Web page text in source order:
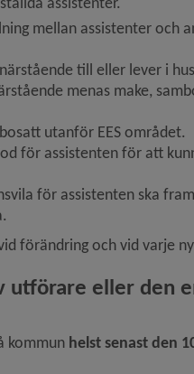
mellan assistenter och
till eller lever i
menas make,
utanför EES området.
för assistenten för att
för assistenten ska
förändring och vid varje
utförare eller den
kommun helst senast den